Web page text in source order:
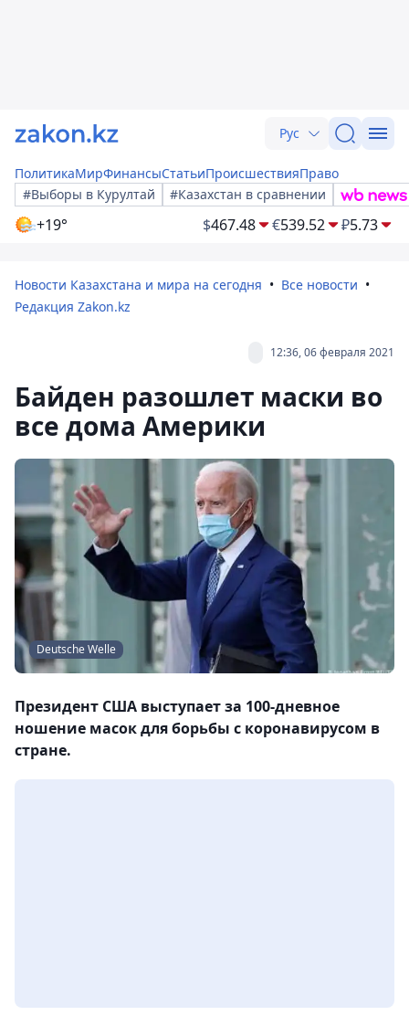
Рус
ПолитикаМирФинансыСтатьиПроисшествияПраво
#Выборы в Курултай
#Казахстан в сравнении
+19° $467.48 €539.52 ₽5.73
Новости Казахстана и мира на сегодня
Все новости
Редакция Zakon.kz
12:36, 06 февраля 2021
Байден разошлет маски во
все дома Америки
Deutsche Welle
Президент США выступает за 100-дневное
ношение масок для борьбы с коронавирусом в
стране.